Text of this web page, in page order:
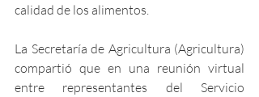
calidad de los alimentos.
La Secretaría de Agricultura (Agricultura)
compartió que en una reunión virtual
entre representantes del Servicio